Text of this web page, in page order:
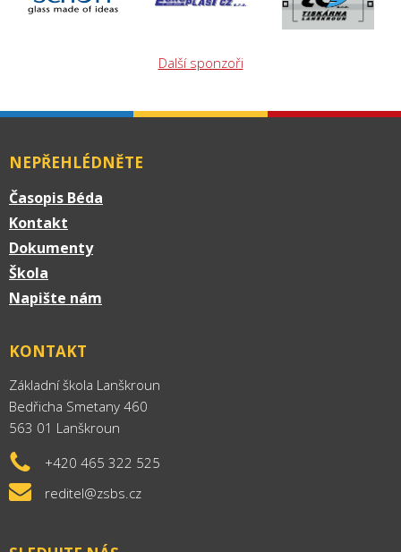
Další sponzoři
NEPŘEHLÉDNĚTE
Časopis Béda
Kontakt
Dokumenty
Škola
Napište nám
KONTAKT
Základní škola Lanškroun
Bedřicha Smetany 460
563 01 Lanškroun
+420 465 322 525
reditel@zsbs.cz